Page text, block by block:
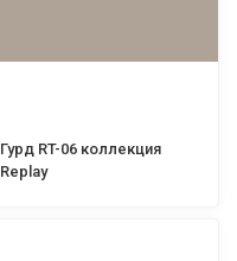
Гурд RT-06 коллекция
Replay